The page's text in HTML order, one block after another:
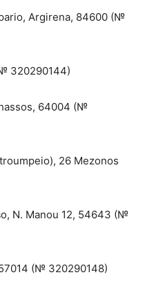
Argirena, 84600 (№
320290144)
64004 (№
26 Mezonos
N. Manou 12, 54643 (№
(№ 320290148)